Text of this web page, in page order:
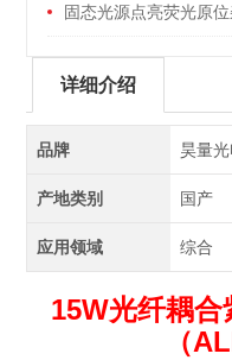
固态光源点亮荧光原
床诊断新选择
详细介绍
品牌 昊量
产地类别 国产
应用领域 综合
15W光纤耦合
（